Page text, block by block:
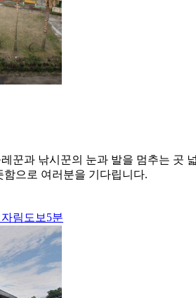
꾼과 낚시꾼의 눈과 발을 멈추는 곳
으로 여러분을 기다립니다.
림도보5분